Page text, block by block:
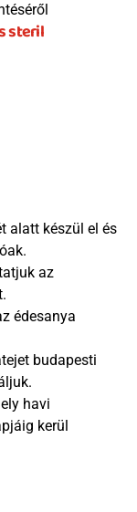
steril
alatt készül el és
az
édesanya
budapesti
havi
kerül